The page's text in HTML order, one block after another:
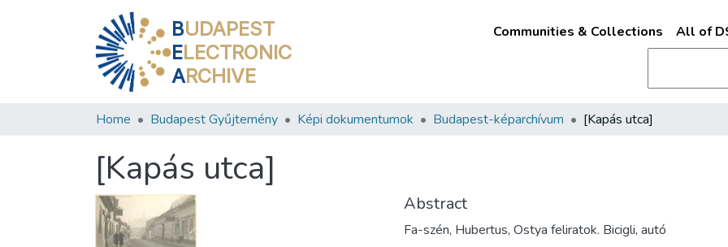
BUDAPEST
ELECTRONIC
ARCHIVE
Communities & Collections All of
Home Budapest Gyűjtemény Képi dokumentumok Budapest-képarchívum [Kapás utca]
[Kapás utca]
Abstract
Fa-szén, Hubertus, Ostya feliratok. Bicigli, autó